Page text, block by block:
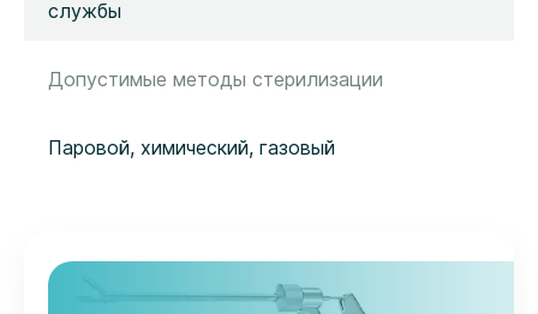
службы
Допустимые методы стерилизации
Паровой, химический, газовый